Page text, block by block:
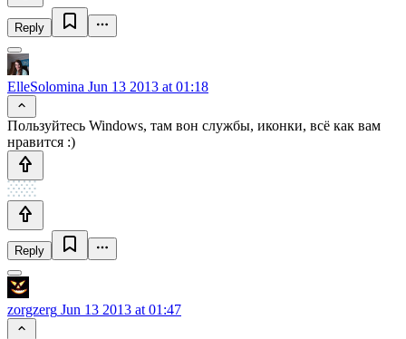
Reply
ElleSolomina Jun 13 2013 at 01:18
Пользуйтесь Windows, там вон службы, иконки, всё как вам
нравится :)
Reply
zorgzerg Jun 13 2013 at 01:47